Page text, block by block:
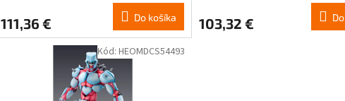
111,36 € Do košíka 103,32 €
Kód: HEOMDCS54493